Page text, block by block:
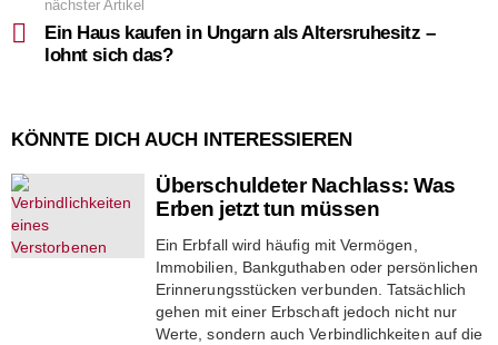
nächster Artikel
Ein Haus kaufen in Ungarn als Altersruhesitz –
lohnt sich das?
KÖNNTE DICH AUCH INTERESSIEREN
Überschuldeter Nachlass: Was
Erben jetzt tun müssen
Ein Erbfall wird häufig mit Vermögen,
Immobilien, Bankguthaben oder persönlichen
Erinnerungsstücken verbunden. Tatsächlich
gehen mit einer Erbschaft jedoch nicht nur
Werte, sondern auch Verbindlichkeiten auf die